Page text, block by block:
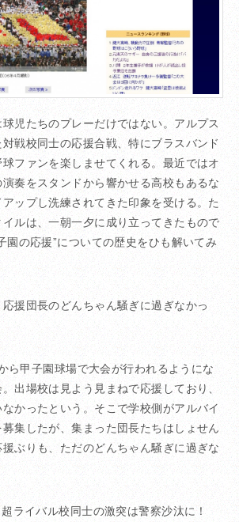
児たちのプレーだけではない。アルプス
戦校同士の応援合戦、特にブラスバンド
ファンを楽しませてくれる。最近ではオ
奏をスタンドから響かせる高校もあるな
ップし洗練されてきた印象を受ける。た
ルは、一朝一夕に成り立ってきたもので
園の応援”についての歴史をひも解いてみ
援団長のどんちゃん騒ぎに過ぎなかっ
ら甲子園球場で大会が行われるようにな
出場校は見よう見まねで応援しており、
かったという。そこで学校側がアルバイ
募集したが、集まった団長たちはしょせん
ぶりも、ただのどんちゃん騒ぎに過ぎな
イバル校同士の激突は警察沙汰に！